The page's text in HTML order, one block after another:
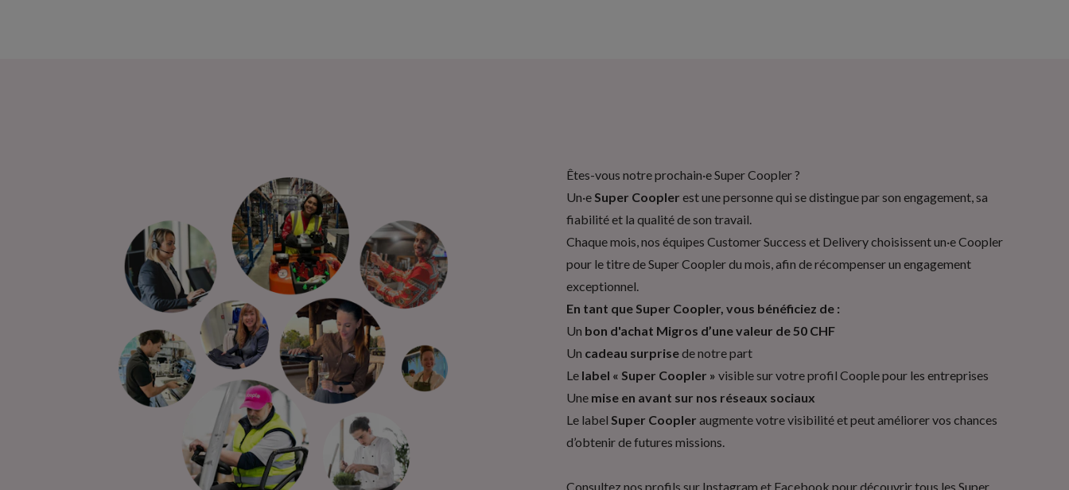
Êtes-vous notre prochain·e Super Coopler ?
Un·eSuper Coopler est une personne qui se distingue par son engagement, sa
fiabilité et la qualité de son travail.
Chaque mois, nos équipes Customer Success et Delivery choisissent un·e Coopler
pour le titre de Super Coopler du mois, afin de récompenser un engagement
exceptionnel.
En tant que Super Coopler, vous bénéficiez de :
Un bon d'achat Migros d’une valeur de 50 CHF
Un cadeau surprisede notre part
Le label « Super Coopler » visible sur votre profil Coople pour les entreprises
Une mise en avant sur nos réseaux sociaux
Le label Super Coopler augmente votre visibilité et peut améliorer vos chances
d’obtenir de futures missions.
Consultez nos profils sur Instagram et Facebook pour découvrir tous les Super